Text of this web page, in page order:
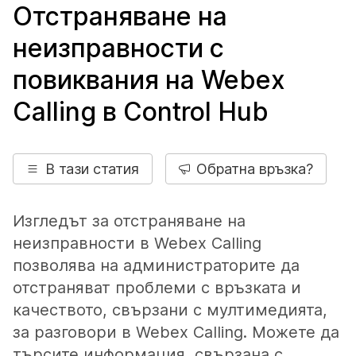
Отстраняване на
неизправности с
повиквания на Webex
Calling в Control Hub
В тази статия Обратна връзка?
Изгледът за отстраняване на
неизправности в Webex Calling
позволява на администраторите да
отстраняват проблеми с връзката и
качеството, свързани с мултимедията,
за разговори в Webex Calling. Можете да